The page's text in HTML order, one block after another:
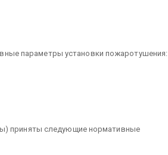
параметры установки пожаротушения:
приняты следующие нормативные